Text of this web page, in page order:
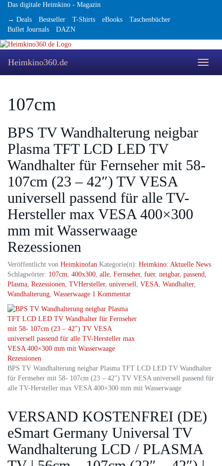
Skip
main
content
Das digitale Heimkino - Magazin
→ Deals
Bestseller T-Shirts eBooks
Taschenbücher
Bullet Journals
DAZN
Toggle
Heimkino360.de
107cm
BPS TV Wandhalterung neigbar
Plasma TFT LCD LED TV
Wandhalter für Fernseher mit 58-
107cm (23 – 42″) TV VESA
universell passend für alle TV-
Hersteller max VESA 400×300
mm mit Wasserwaage
Rezessionen
Veröffentlicht von Heimkinofan Kategorie(n): Heimkino: Aktuelle News
Schlagwörter: 107cm, 400x300, alle, Fernseher, fuer, neigbar, passend,
Plasma, Rezessionen, TVHersteller, universell, VESA, Wandhalter,
Wandhalterung, Wasserwaage 1 Kommentar
BPS TV Wandhalterung neigbar Plasma TFT LCD LED TV Wandhalter
für Fernseher mit 58- 107cm (23 – 42″) TV VESA universell passend für
alle TV-Hersteller max VESA 400×300 mm mit Wasserwaage
VERSAND KOSTENFREI (DE)
eSmart Germany Universal TV
Wandhalterung LCD / PLASMA